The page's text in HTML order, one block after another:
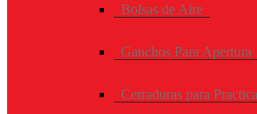
Bolsas de Aire
Ganchos Para Apertura
Cerraduras para